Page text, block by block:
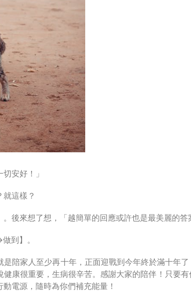
安好！」
這樣？
後來想了想，「越簡單的回應或許也是最美麗的答
到】。
陪家人至少再十年，正面迎戰到今年終於滿十年
康很重要，生病很辛苦。感謝大家的陪伴！只要
電源，隨時為你們補充能量！